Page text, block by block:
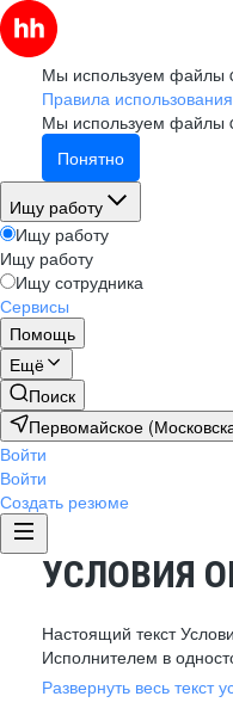
Мы используем файлы
Правила
Мы используем файлы
Понятно
Ищу работу
Ищу работу
Ищу работу
Ищу сотрудника
Сервисы
Помощь
Ещё
Поиск
Первомайское
Войти
Войти
Создать резюме
УСЛОВИЯ
Настоящий текст
Исполнителем в
Развернуть весь текст